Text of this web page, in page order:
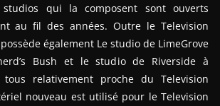
qui la composent sont ouverts
au fil des années. Outre le Television
également Le studio de LimeGrove
Bush et le studio de Riverside à
tous relativement proche du Television
nouveau est utilisé pour le Television